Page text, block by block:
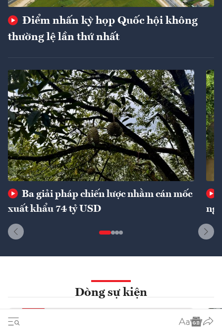
Điểm nhấn kỳ họp Quốc hội không
thường lệ lần thứ nhất
Ba giải pháp chiến lược nhằm cán mốc
xuất khẩu 74 tỷ USD
Dòng sự kiện